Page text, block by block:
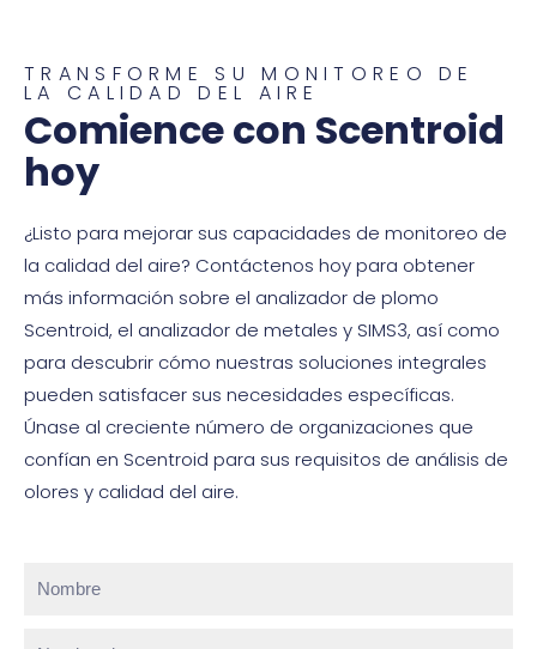
TRANSFORME SU MONITOREO DE
LA CALIDAD DEL AIRE
Comience con Scentroid
hoy
¿Listo para mejorar sus capacidades de monitoreo de
la calidad del aire? Contáctenos hoy para obtener
más información sobre el analizador de plomo
Scentroid, el analizador de metales y SIMS3, así como
para descubrir cómo nuestras soluciones integrales
pueden satisfacer sus necesidades específicas.
Únase al creciente número de organizaciones que
confían en Scentroid para sus requisitos de análisis de
olores y calidad del aire.